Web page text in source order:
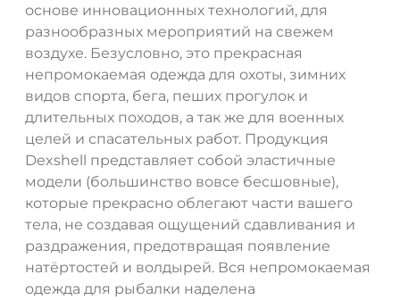
основе инновационных технологий, для
разнообразных мероприятий на свежем
воздухе. Безусловно, это прекрасная
непромокаемая одежда для охоты, зимних
видов спорта, бега, пеших прогулок и
длительных походов, а так же для военных
целей и спасательных работ. Продукция
Dexshell представляет собой эластичные
модели (большинство вовсе бесшовные),
которые прекрасно облегают части вашего
тела, не создавая ощущений сдавливания и
раздражения, предотвращая появление
натёртостей и волдырей. Вся непромокаемая
одежда для рыбалки наделена